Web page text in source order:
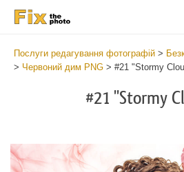
Послуги редагування фотографій >
> Червоний дим PNG > #21 "Stormy
#21 "Stormy